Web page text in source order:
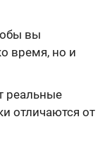
вы
время, но и
реальные
отличаются от